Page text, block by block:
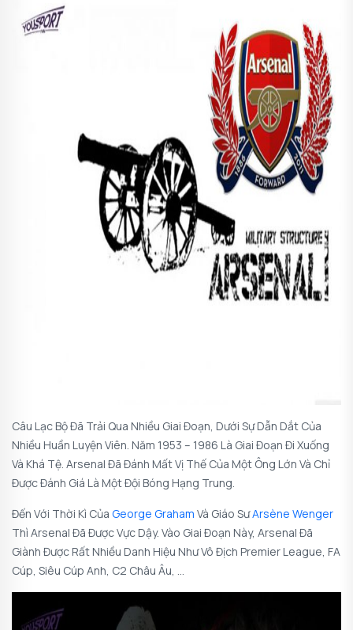
Câu Lạc Bộ Đã Trải Qua Nhiều Giai Đoạn, Dưới Sự Dẫn Dắt Của
Nhiều Huần Luyện Viên. Năm 1953 – 1986 Là Giai Đoạn Đi Xuống
Và Khá Tệ. Arsenal Đã Đánh Mất Vị Thế Của Một Ông Lớn Và Chỉ
Được Đánh Giá Là Một Đội Bóng Hạng Trung.
Đến Với Thời Kì Của George Graham Và Giáo SưArsène Wenger
Thì Arsenal Đã Được Vực Dậy. Vào Giai Đoạn Này, Arsenal Đã
Giành Được Rất Nhiều Danh Hiệu Như Vô Địch Premier League, FA
Cúp, Siêu Cúp Anh, C2 Châu Âu, …